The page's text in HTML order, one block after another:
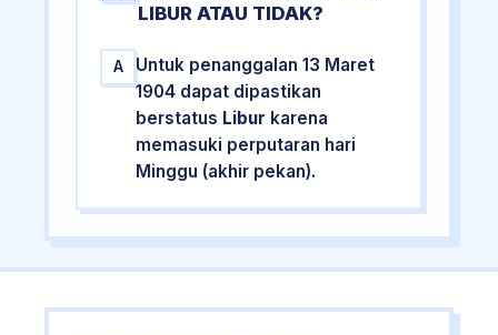
LIBUR ATAU TIDAK?
A
Untuk penanggalan 13 Maret
1904 dapat dipastikan
berstatus Libur karena
memasuki perputaran hari
Minggu (akhir pekan).